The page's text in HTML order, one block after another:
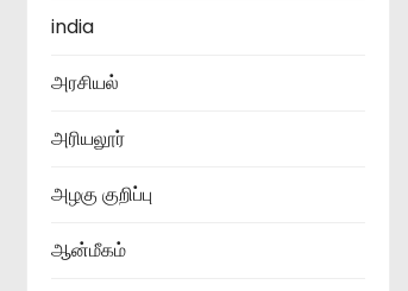
india
அரசியல்
அரியலூர்
அழகு குறிப்பு
ஆன்மீகம்